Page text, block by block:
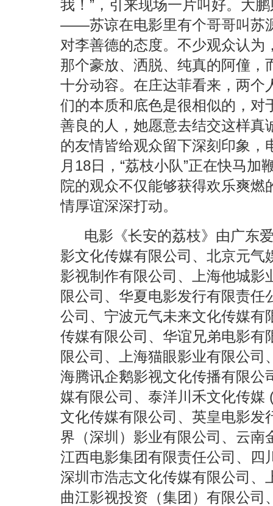
我！”，引来现场一片叫好。大
——苏谅在电影里有个哥哥叫苏
对李善德的态度。不少观众认为
那个豪放、洒脱、纯真的阿僮，
十分动容。在庄达菲看来，两个
们的本质和底色是很相似的，对
善良的人，她愿意去结交这样真
的友情皆给观众留下深刻印象，
月18日，“荔枝小队”正在快马
院的观众不仅能够获得欢乐爽燃
情厚谊深深打动。
电影《长安的荔枝》由广东
影文化传媒有限公司、北京元气
影视制作有限公司、上海他城影
限公司、华夏电影发行有限责
公司、宁波元气未来文化传媒有
传媒有限公司、华谊兄弟电影有
限公司、上海猫眼影业有限公
海腾讯企鹅影视文化传播有限公
媒有限公司、泰洋川禾文化传媒
文化传媒有限公司、英皇电影发
界（深圳）影业有限公司、云南
江西电影集团有限责任公司、四
深圳市浩志文化传媒有限公司、
曲江影视投资（集团）有限公司